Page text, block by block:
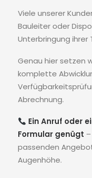
Viele unserer
Bauleiter oder
Unterbringung ihrer
Genau hier setzen
komplette
Abrechnung.
Ein Anruf oder
Formular genügt
passenden
Augenhöhe.